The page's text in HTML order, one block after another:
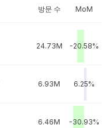
방문 수 MoM
24.73M -20.58%
6.93M 6.25%
6.46M -30.93%